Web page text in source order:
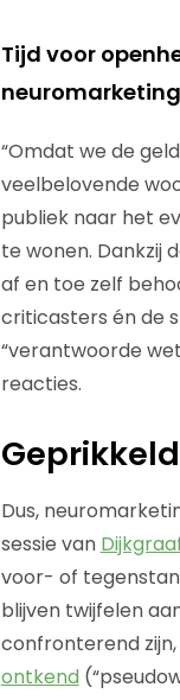
Tijd voor
neuromarketing
“Omdat we de
veelbelovende
publiek naar het
te wonen. Dankzij
af en toe zelf
criticasters én de
“verantwoorde
reacties.
Dus,
sessie van
voor- of
blijven twijfelen
confronterend
ontkend